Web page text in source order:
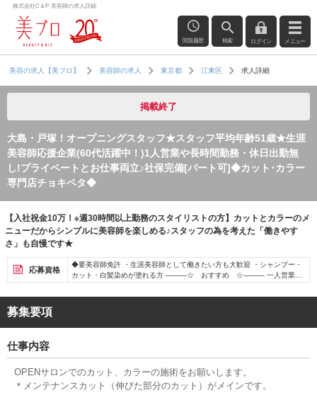
株式会社C＆P 美容師の求人詳細
閲覧履歴 検索 ログイン メニュー
美容の求人【美プロ】 美容師の求人 東京都 江東区 求人詳細
掲載終了
大島・戸塚！オープニングスタッフ★スタッフ平均年齢51歳★生涯
美容師応援企業(60代活躍中！)1人営業や長時間勤務・休日出勤無
し!プライベートとお仕事両立♪社保完備[パート可]◆カット･カラー
専門店チョキペタ◆
【入社祝金10万！※週30時間以上勤務のスタイリストの方】カットとカラーのメ
ニューだからシンプルに美容師を楽しめる♪スタッフの為を考えた「働きやす
さ」も自慢です★
応募資格
◆要美容師免許 ・生涯美容師として働きたい方も大歓迎 ・シャンプー・
カット・白髪染めが塗れる方 ―――☆ おすすめ ☆――― 一人営業・
休みもしっかり取りながら活躍できます！ 社会保険完備（パート可）な
すよ！
募集要項
仕事内容
OPENサロンでのカット、カラーの施術をお願いします。
＊メンテナンスカット（伸びた部分のカット）がメインです。